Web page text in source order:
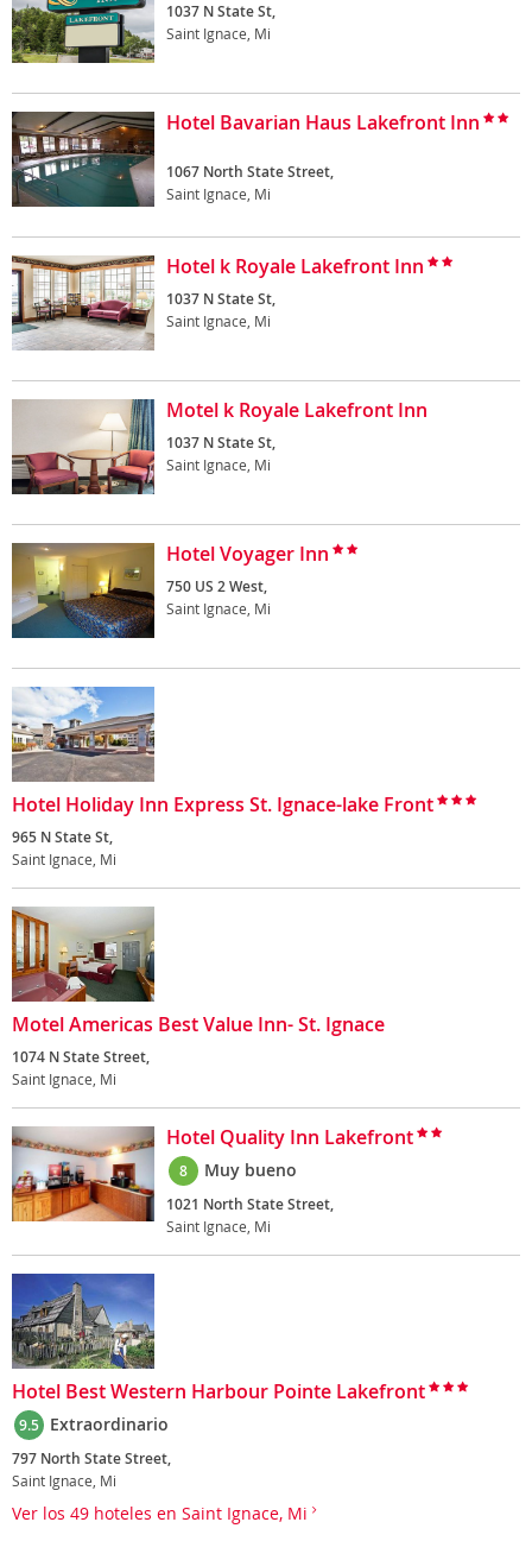
1037 N State St,
Saint Ignace, Mi
Hotel Bavarian Haus Lakefront Inn
1067 North State Street,
Saint Ignace, Mi
Hotel k Royale Lakefront Inn
1037 N State St,
Saint Ignace, Mi
Motel k Royale Lakefront Inn
1037 N State St,
Saint Ignace, Mi
Hotel Voyager Inn
750 US 2 West,
Saint Ignace, Mi
Hotel Holiday Inn Express St. Ignace-lake Front
965 N State St,
Saint Ignace, Mi
Motel Americas Best Value Inn- St. Ignace
1074 N State Street,
Saint Ignace, Mi
Hotel Quality Inn Lakefront
8 Muy bueno
1021 North State Street,
Saint Ignace, Mi
Hotel Best Western Harbour Pointe Lakefront
9.5 Extraordinario
797 North State Street,
Saint Ignace, Mi
Ver los 49 hoteles en Saint Ignace, Mi